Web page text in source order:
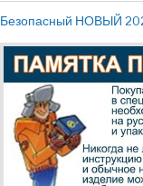
Безопасный НОВЫЙ